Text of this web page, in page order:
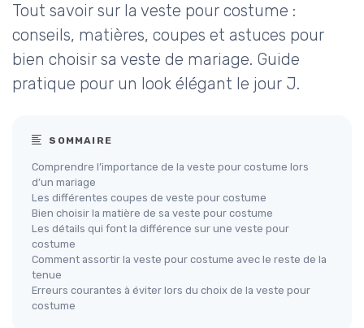
Tout savoir sur la veste pour costume :
conseils, matières, coupes et astuces pour
bien choisir sa veste de mariage. Guide
pratique pour un look élégant le jour J.
SOMMAIRE
Comprendre l’importance de la veste pour costume lors
d’un mariage
Les différentes coupes de veste pour costume
Bien choisir la matière de sa veste pour costume
Les détails qui font la différence sur une veste pour
costume
Comment assortir la veste pour costume avec le reste de la
tenue
Erreurs courantes à éviter lors du choix de la veste pour
costume